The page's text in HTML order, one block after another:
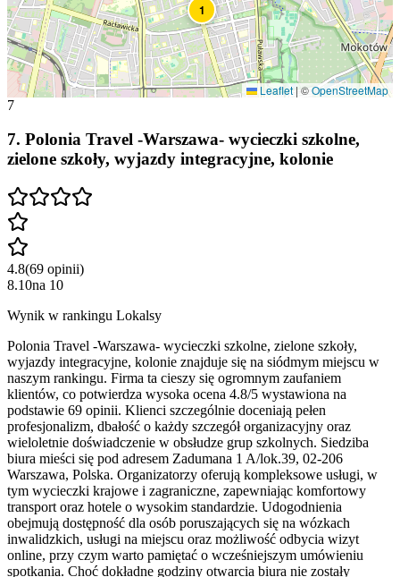
1
Leaflet |©OpenStreetMap
7
7. Polonia Travel -Warszawa- wycieczki szkolne,
zielone szkoły, wyjazdy integracyjne, kolonie
4.8(69 opinii)
8.10na 10
Wynik w rankingu Lokalsy
Polonia Travel -Warszawa- wycieczki szkolne, zielone szkoły,
wyjazdy integracyjne, kolonie znajduje się na siódmym miejscu w
naszym rankingu. Firma ta cieszy się ogromnym zaufaniem
klientów, co potwierdza wysoka ocena 4.8/5 wystawiona na
podstawie 69 opinii. Klienci szczególnie doceniają pełen
profesjonalizm, dbałość o każdy szczegół organizacyjny oraz
wieloletnie doświadczenie w obsłudze grup szkolnych. Siedziba
biura mieści się pod adresem Zadumana 1 A/lok.39, 02-206
Warszawa, Polska. Organizatorzy oferują kompleksowe usługi, w
tym wycieczki krajowe i zagraniczne, zapewniając komfortowy
transport oraz hotele o wysokim standardzie. Udogodnienia
obejmują dostępność dla osób poruszających się na wózkach
inwalidzkich, usługi na miejscu oraz możliwość odbycia wizyt
online, przy czym warto pamiętać o wcześniejszym umówieniu
spotkania. Choć dokładne godziny otwarcia biura nie zostały